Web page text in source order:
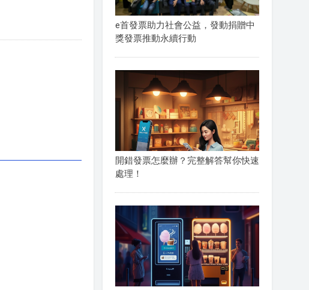
e首發票助力社會公益，發動捐贈中
獎發票推動永續行動
開錯發票怎麼辦？完整解答幫你快速
處理！